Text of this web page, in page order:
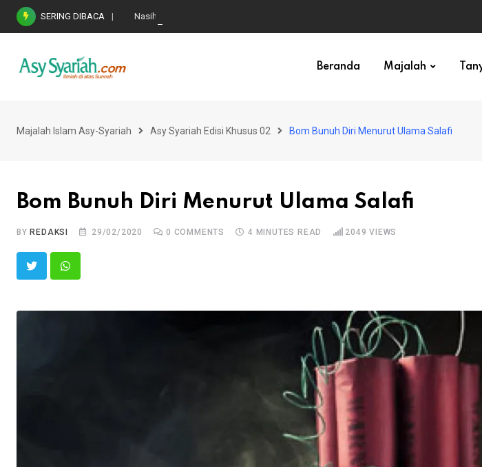
Skip
SERING DIBACA Nasihat Emas di Masa Fitnah (Ujian/Perselisihan)
Beranda Majalah
Majalah Islam Asy-Syariah Asy Syariah Edisi Khusus 02 Bom Bunuh Diri Menurut Ulama Salafi
Bom Bunuh Diri Menurut Ulama Salafi
BY REDAKSI 29/02/2020 0 COMMENTS 4 MINUTES READ 2049 VIEWS